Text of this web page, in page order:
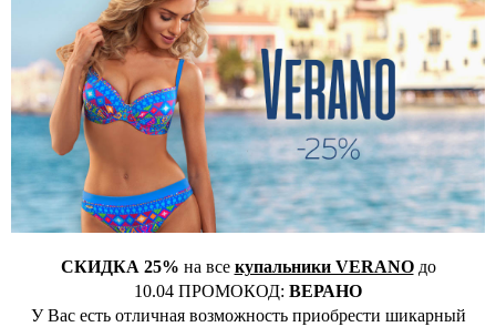
СКИДКА 25% на все купальники VERANOдо
10.04 ПРОМОКОД: ВЕРАНО
У Вас есть отличная возможность приобрести шикарный